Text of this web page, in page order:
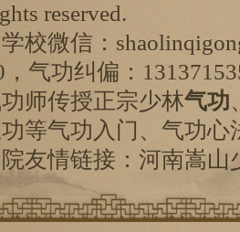
reserved.
校微信：
，气功纠偏：
师传授正宗少林气功
等气功入门、气功心
友情链接： 河南嵩山